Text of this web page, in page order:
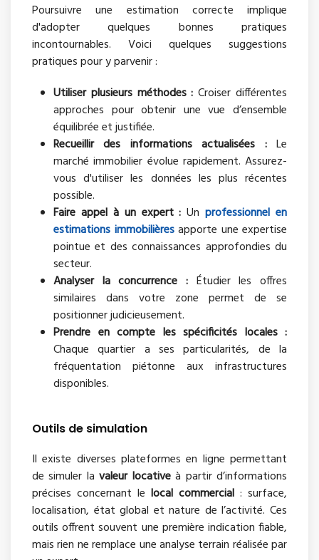
Poursuivre une estimation correcte implique
d'adopter quelques bonnes pratiques
incontournables. Voici quelques suggestions
pratiques pour y parvenir :
Utiliser plusieurs méthodes : Croiser différentes
approches pour obtenir une vue d’ensemble
équilibrée et justifiée.
Recueillir des informations actualisées :Le
marché immobilier évolue rapidement. Assurez-
vous d'utiliser les données les plus récentes
possible.
Faire appel à un expert : Unprofessionnel en
estimations immobilièresapporte une expertise
pointue et des connaissances approfondies du
secteur.
Analyser la concurrence : Étudier les offres
similaires dans votre zone permet de se
positionner judicieusement.
Prendre en compte les spécificités locales :
Chaque quartier a ses particularités, de la
fréquentation piétonne aux infrastructures
disponibles.
Outils de simulation
Il existe diverses plateformes en ligne permettant
de simuler lavaleur locativeà partir d’informations
précises concernant le local commercial : surface,
localisation, état global et nature de l’activité. Ces
outils offrent souvent une première indication fiable,
mais rien ne remplace une analyse terrain réalisée par